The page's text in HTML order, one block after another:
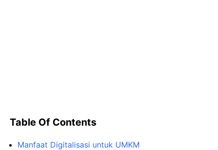
Table Of Contents
Manfaat Digitalisasi untuk UMKM